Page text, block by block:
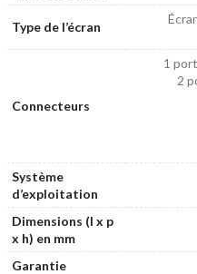
Type de l’écran
Connecteurs
1
2
Système
d’exploitation
Dimensions (l x p
x h) en mm
Garantie